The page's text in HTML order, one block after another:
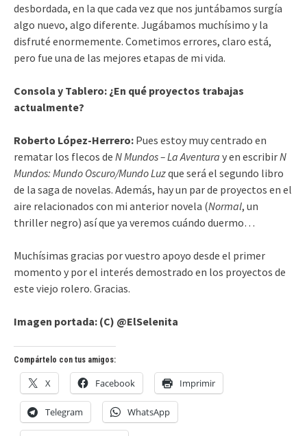
desbordada, en la que cada vez que nos juntábamos surgía
algo nuevo, algo diferente. Jugábamos muchísimo y la
disfruté enormemente. Cometimos errores, claro está,
pero fue una de las mejores etapas de mi vida.
Consola y Tablero: ¿En qué proyectos trabajas
actualmente?
Roberto López-Herrero: Pues estoy muy centrado en
rematar los flecos de N Mundos – La Aventura y en escribirN
Mundos: Mundo Oscuro/Mundo Luzque será el segundo libro
de la saga de novelas. Además, hay un par de proyectos en el
aire relacionados con mi anterior novela (Normal, un
thriller negro) así que ya veremos cuándo duermo…
Muchísimas gracias por vuestro apoyo desde el primer
momento y por el interés demostrado en los proyectos de
este viejo rolero. Gracias.
Imagen portada: (C) @ElSelenita
Compártelo con tus amigos:
X Facebook Imprimir
Telegram WhatsApp